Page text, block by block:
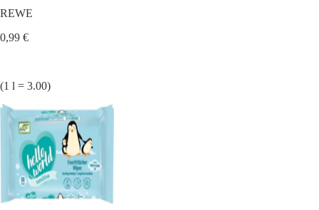
REWE
0,99 €
(1 l = 3.00)